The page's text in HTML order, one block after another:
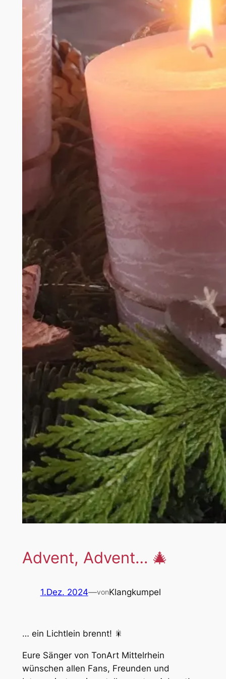
Advent, Advent… 🎄
1.Dez. 2024—vonKlangkumpel
… ein Lichtlein brennt! 🎇
Eure Sänger von TonArt Mittelrhein
wünschen allen Fans, Freunden und